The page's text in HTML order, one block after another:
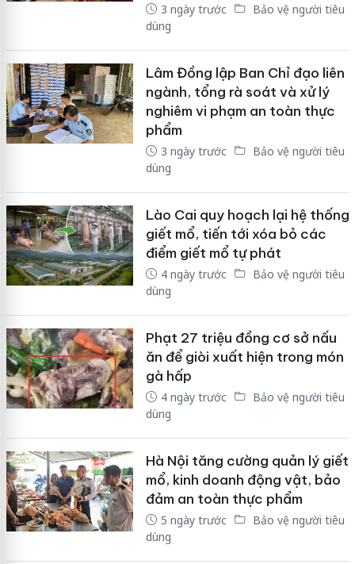
3 ngày trước
Bảo vệ người tiêu
dùng
Lâm Đồng lập Ban Chỉ đạo liên
ngành, tổng rà soát và xử lý
nghiêm vi phạm an toàn thực
phẩm
3 ngày trước
Bảo vệ người tiêu
dùng
Lào Cai quy hoạch lại hệ thống
giết mổ, tiến tới xóa bỏ các
điểm giết mổ tự phát
4 ngày trước
Bảo vệ người tiêu
dùng
Phạt 27 triệu đồng cơ sở nấu
ăn để giòi xuất hiện trong món
gà hấp
4 ngày trước
Bảo vệ người tiêu
dùng
Hà Nội tăng cường quản lý giết
mổ, kinh doanh động vật, bảo
đảm an toàn thực phẩm
5 ngày trước
Bảo vệ người tiêu
dùng